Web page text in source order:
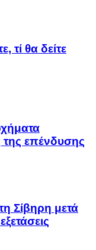
τί θα δείτε
της επένδυσης
Σίβηρη μετά